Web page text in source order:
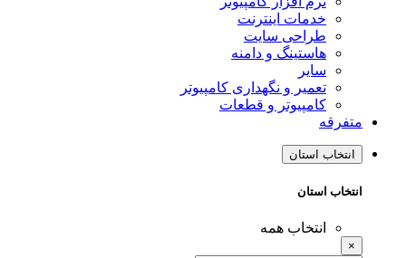
خدمات اینترنت
طراحی سایت
هاستینگ و دامنه
سایر
تعمیر و نگهداری کامپیوتر
کامپیوتر و قطعات
متفرقه
انتخاب استان
انتخاب استان
انتخاب همه
×